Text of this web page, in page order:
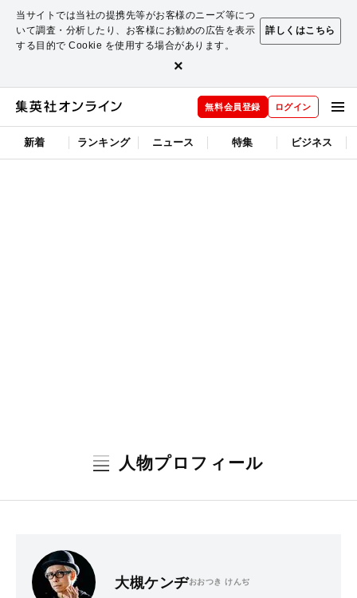
当サイトでは当社の提携先等がお客様のニーズ等につ
いて調査・分析したり、お客様にお勧めの広告を表示
する目的で Cookie を使用する場合があります。
詳しくはこちら
×
無料会員登録 ログイン
新着 ランキング ニュース 特集 ビジネス
人物プロフィール
大槻ケンヂおおつき けんぢ